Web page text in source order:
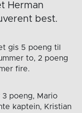
Herman
best.
gis 5 poeng til
to, 2 poeng
fire.
poeng, Mario
kaptein, Kristian